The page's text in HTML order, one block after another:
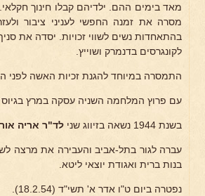
מאד בימים ההם. ילדיהם קבלו חינוך
מסרה את זמנה החפשי לעניני ציבור
בהתאחדות נשים לשווי זכויות. יסדה את
לקונגרסים בדנמרק ושוייץ.
התמסרה במיוחד להגנת זכיות האשה
עם פרוץ המלחמה השניה עסקה במרץ
בשנת 1944 נשאה בזיווג שני לד"ר אריה
עברה לגור בתל-אביב והעבירה את מרצה
בנות ברית ואגודת יוצאי ליטא.
נפטרה ביום ט"ו אדר א' תשי"ד (18.2.54).